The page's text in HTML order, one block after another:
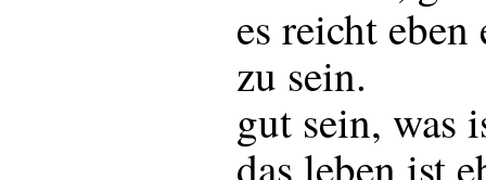
es reicht
zu sein.
gut sein, was
das leben ist